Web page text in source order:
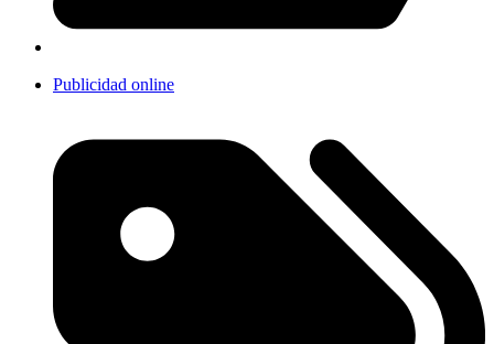
Publicidad online